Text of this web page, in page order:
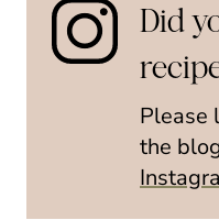
Did
Please
the